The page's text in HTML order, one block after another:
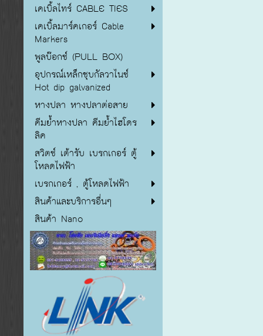
เคเบิ้ลไทร์ CABLE TIES
เคเบิ้ลมาร์คเกอร์ Cable
Markers
พูลบ๊อกซ์ (PULL BOX)
อุปกรณ์เหล็กชุบกัลวาไนซ์
Hot dip galvanized
หางปลา หางปลาต่อสาย
คีมย้ำหางปลา คีมย้ำไฮโดร
ลิค
สวิตซ์ เต้ารับ เบรกเกอร์ ตู้
โหลดไฟฟ้า
เบรกเกอร์ , ตู้โหลดไฟฟ้า
สินค้าและบริการอื่นๆ
สินค้า Nano